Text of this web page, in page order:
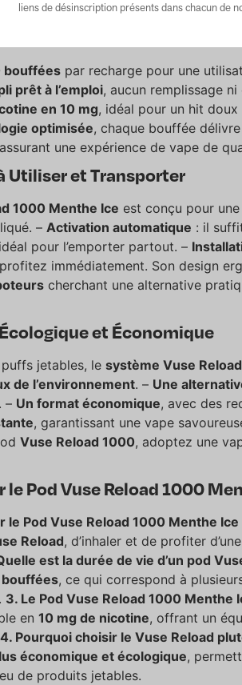
bouffées par recharge pour une
prêt à l’emploi, aucun remplissage
en 10 mg, idéal pour un hit doux
optimisée, chaque bouffée
une expérience de vape de
Utiliser et Transporter
1000 Menthe Ice est conçu pour une
– Activation automatique : il
pour l’emporter partout. –
immédiatement. Son design
cherchant une alternative
et Économique
jetables, le système Vuse Reload
de l’environnement. – Une
– Un format économique, avec des
, garantissant une vape
Vuse Reload 1000, adoptez une
le Pod Vuse Reload 1000
le Pod Vuse Reload 1000 Menthe Ice
Reload, d’inhaler et de profiter
est la durée de vie d’un pod
bouffées, ce qui correspond à
3. Le Pod Vuse Reload 1000
en 10 mg de nicotine, offrant un
4. Pourquoi choisir le Vuse Reload
économique et écologique,
de produits jetables.
liens de désinscription présents dans chacun de